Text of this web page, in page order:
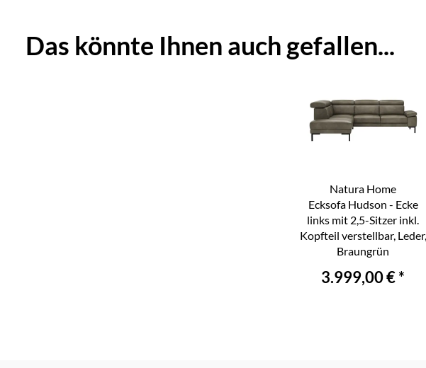
Das könnte Ihnen auch gefallen...
Natura Home
Ecksofa Hudson - Ecke
links mit 2,5-Sitzer inkl.
Kopfteil verstellbar, Leder,
Braungrün
3.999,00 € *